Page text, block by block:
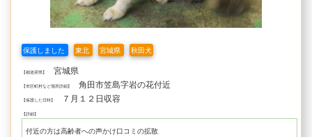
保護しました 東北 宮城県 秋田犬
【都道府県】 宮城県
【市区町村など場所詳細】 角田市笠島字岩の花付近
【保護した日時】 ７月１２日収容
【詳細】
付近の方は高齢者への声かけ口コミの拡散